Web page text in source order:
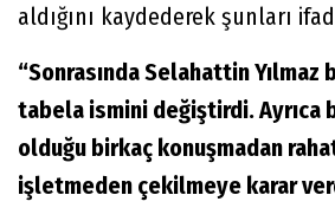
aldığını kaydederek şunları
“Sonrasında Selahattin Yılmaz
tabela ismini değiştirdi. Ayrıca
olduğu birkaç konuşmadan
işletmeden çekilmeye karar